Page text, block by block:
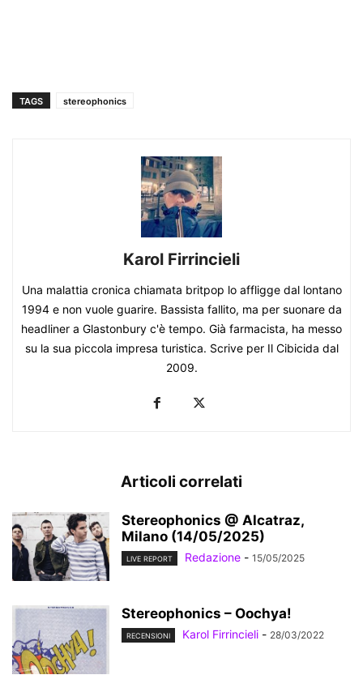
TAGS stereophonics
Karol Firrincieli
Una malattia cronica chiamata britpop lo affligge dal lontano
1994 e non vuole guarire. Bassista fallito, ma per suonare da
headliner a Glastonbury c'è tempo. Già farmacista, ha messo
su la sua piccola impresa turistica. Scrive per Il Cibicida dal
2009.
Articoli correlati
Stereophonics @ Alcatraz,
Milano (14/05/2025)
LIVE REPORT Redazione - 15/05/2025
Stereophonics – Oochya!
RECENSIONI Karol Firrincieli - 28/03/2022